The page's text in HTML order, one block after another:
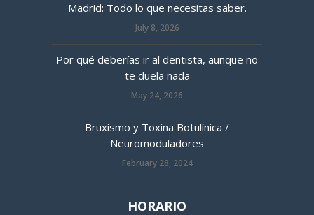
Madrid: Todo lo que necesitas saber.
July 8, 2026
Por qué deberías ir al dentista, aunque no
te duela nada
May 24, 2026
Bruxismo y Toxina Botulínica /
Neuromoduladores
February 28, 2024
HORARIO